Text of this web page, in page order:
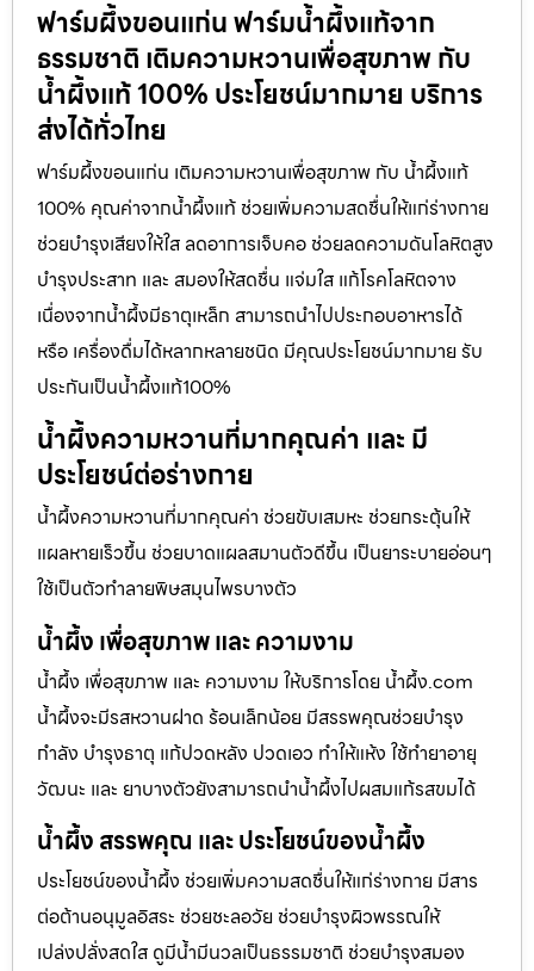
ฟาร์มผึ้งขอนแก่น ฟาร์มน้ำผึ้งแท้จาก
ธรรมชาติ เติมความหวานเพื่อสุขภาพ กับ
น้ำผึ้งแท้ 100% ประโยชน์มากมาย บริการ
ส่งได้ทั่วไทย
ฟาร์มผึ้งขอนแก่น เติมความหวานเพื่อสุขภาพ กับ น้ำผึ้งแท้
100% คุณค่าจากน้ำผึ้งแท้ ช่วยเพิ่มความสดชื่นให้แก่ร่างกาย
ช่วยบำรุงเสียงให้ใส ลดอาการเจ็บคอ ช่วยลดความดันโลหิตสูง
บำรุงประสาท และ สมองให้สดชื่น แจ่มใส แก้โรคโลหิตจาง
เนื่องจากน้ำผึ้งมีธาตุเหล็ก สามารถนำไปประกอบอาหารได้
หรือ เครื่องดื่มได้หลากหลายชนิด มีคุณประโยชน์มากมาย รับ
ประกันเป็นน้ำผึ้งแท้100%
น้ำผึ้งความหวานที่มากคุณค่า และ มี
ประโยชน์ต่อร่างกาย
น้ำผึ้งความหวานที่มากคุณค่า ช่วยขับเสมหะ ช่วยกระตุ้นให้
แผลหายเร็วขึ้น ช่วยบาดแผลสมานตัวดีขึ้น เป็นยาระบายอ่อนๆ
ใช้เป็นตัวทำลายพิษสมุนไพรบางตัว
น้ำผึ้ง เพื่อสุขภาพ และ ความงาม
น้ำผึ้ง เพื่อสุขภาพ และ ความงาม ให้บริการโดย น้ำผึ้ง.com
น้ำผึ้งจะมีรสหวานฝาด ร้อนเล็กน้อย มีสรรพคุณช่วยบำรุง
กำลัง บำรุงธาตุ แก้ปวดหลัง ปวดเอว ทำให้แห้ง ใช้ทำยาอายุ
วัฒนะ และ ยาบางตัวยังสามารถนำน้ำผึ้งไปผสมแก้รสขมได้
น้ำผึ้ง สรรพคุณ และ ประโยชน์ของน้ำผึ้ง
ประโยชน์ของน้ำผึ้ง ช่วยเพิ่มความสดชื่นให้แก่ร่างกาย มีสาร
ต่อต้านอนุมูลอิสระ ช่วยชะลอวัย ช่วยบำรุงผิวพรรณให้
เปล่งปลั่งสดใส ดูมีน้ำมีนวลเป็นธรรมชาติ ช่วยบำรุงสมอง